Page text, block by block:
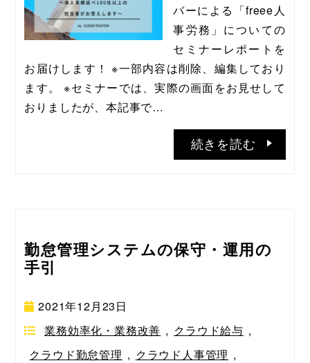
バーによる「freee人
事労務」についての
セミナーレポートを
お届けします！ ※一部内容は削除、編集しており
ます。 ※セミナーでは、実際の画面をお見せして
おりましたが、本記事で…
続きを読む
勤怠管理システムの保守・運用の
手引
2021年12月23日
業務効率化・業務改善 , クラウド給与 ,
クラウド勤怠管理 , クラウド人事管理 ,